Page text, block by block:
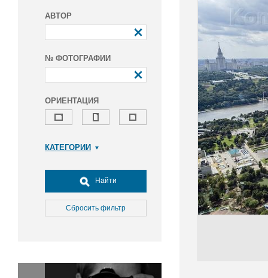
АВТОР
№ ФОТОГРАФИИ
ОРИЕНТАЦИЯ
КАТЕГОРИИ
Досуг, туризм и отдых
Культура
Медицина
Окружающая среда
Найти
Сбросить фильтр